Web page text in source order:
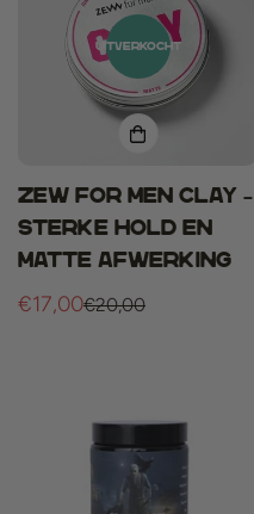
UITVERKOCHT
ZEW For Men Clay –
Sterke hold en
matte afwerking
Verkoopprijs
€17,00
Normale€20,00